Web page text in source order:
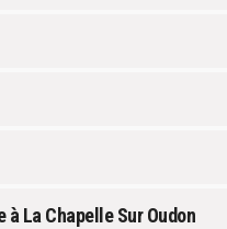
La Chapelle Sur Oudon